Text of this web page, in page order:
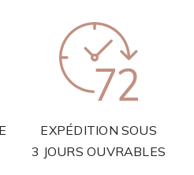
EXPÉDITION SOUS
3 JOURS OUVRABLES